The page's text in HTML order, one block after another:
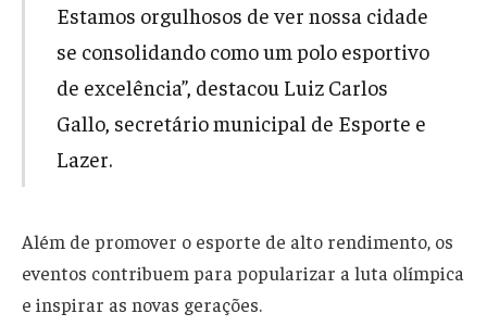
Estamos orgulhosos de ver nossa cidade
se consolidando como um polo esportivo
de excelência”, destacou Luiz Carlos
Gallo, secretário municipal de Esporte e
Lazer.
Além de promover o esporte de alto rendimento, os
eventos contribuem para popularizar a luta olímpica
e inspirar as novas gerações.